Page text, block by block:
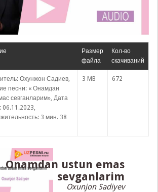
Размер
файла
Кол-во
скачиваний
Охунжон Садиев,
песни: « Онамдан
севганларим», Дата
06.11.2023,
3 мин. 38
3 MB 672
Onamdan ustun emas
sevganlarim
Oxunjon Sadiyev